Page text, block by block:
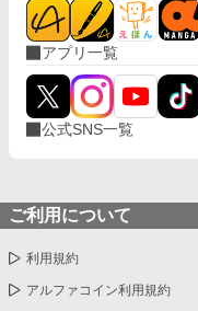
アプリ一覧
公式SNS一覧
ご利用について
利用規約
アルファコイン利用規約